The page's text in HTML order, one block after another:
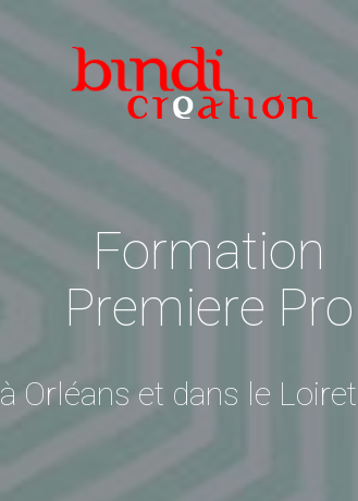
Formation
Premiere Pro
à Orléans et dans le